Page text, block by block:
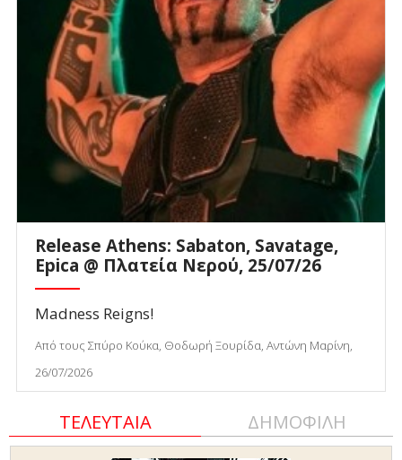
Release Athens: Sabaton, Savatage,
Epica @ Πλατεία Νερού, 25/07/26
Madness Reigns!
Από τους Σπύρο Κούκα, Θοδωρή Ξουρίδα, Αντώνη Μαρίνη,
26/07/2026
ΤΕΛΕΥΤΑΙΑ ΔΗΜΟΦΙΛΗ